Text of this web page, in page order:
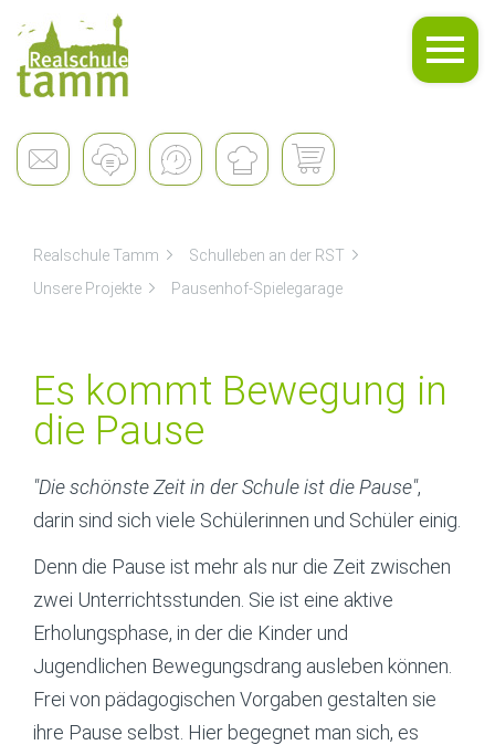
Schulleben
Realschule Tamm
Schulleben an der RST
Unsere Projekte
Pausenhof-Spielegarage
Es kommt Bewegung in
die Pause
"Die schönste Zeit in der Schule ist die Pause",
darin sind sich viele Schülerinnen und Schüler einig.
Denn die Pause ist mehr als nur die Zeit zwischen
zwei Unterrichtsstunden. Sie ist eine aktive
Erholungsphase, in der die Kinder und
Jugendlichen Bewegungsdrang ausleben können.
Frei von pädagogischen Vorgaben gestalten sie
ihre Pause selbst. Hier begegnet man sich, es